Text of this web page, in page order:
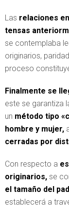
Las relaciones
tensas
se contemplaba
originarios,
proceso
Finalmente se
este se garantiza
un método tipo
hombre y mujer,
cerradas por
Con respecto a
originarios, se
el tamaño del
establecerá a